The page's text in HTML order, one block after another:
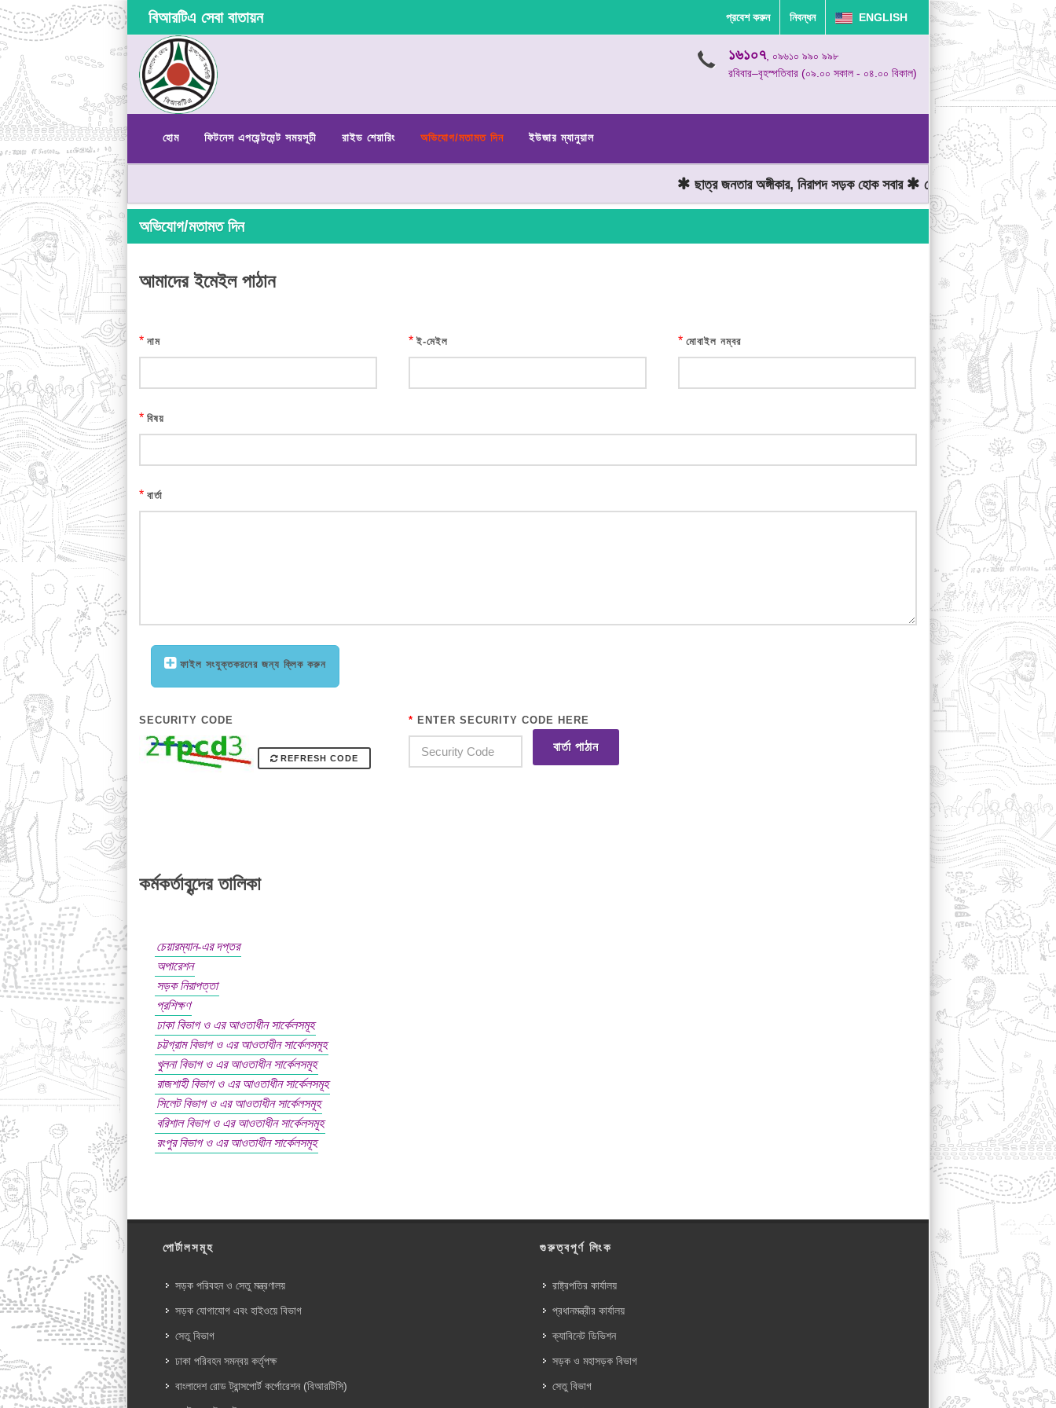
বিআরটিএ সেবা বাতায়ন প্রবেশ করুন নিবন্ধন ENGLISH
১৬১০৭, ০৯৬১০ ৯৯০ ৯৯৮
রবিবার–বৃহস্পতিবার (০৯.০০ সকাল - ০৪.০০ বিকাল)
হোম ফিটনেস এপয়েন্টমেন্ট সময়সূচী রাইড শেয়ারিং অভিযোগ/মতামত দিন ইউজার ম্যানুয়াল
ছাত্র জনতার অঙ্গীকার, নিরাপদ সড়ক হোক সবার মোটরযান চালানোর সময় গতিসীমা
অভিযোগ/মতামত দিন
আমাদের ইমেইল পাঠান
* নাম * ই-মেইল * মোবাইল নম্বর
* বিষয়
* বার্তা
ফাইল সংযুক্তকরনের জন্য ক্লিক করুন
SECURITY CODE
REFRESH CODE
* ENTER SECURITY CODE HERE
বার্তা পাঠান
কর্মকর্তাবৃন্দের তালিকা
চেয়ারম্যান-এর দপ্তর
অপারেশন
সড়ক নিরাপত্তা
প্রশিক্ষণ
ঢাকা বিভাগ ও এর আওতাধীন সার্কেলসমূহ
চট্টগ্রাম বিভাগ ও এর আওতাধীন সার্কেলসমূহ
খুলনা বিভাগ ও এর আওতাধীন সার্কেলসমূহ
রাজশাহী বিভাগ ও এর আওতাধীন সার্কেলসমূহ
সিলেট বিভাগ ও এর আওতাধীন সার্কেলসমূহ
বরিশাল বিভাগ ও এর আওতাধীন সার্কেলসমূহ
রংপুর বিভাগ ও এর আওতাধীন সার্কেলসমূহ
পোর্টালসমূহ
সড়ক পরিবহন ও সেতু মন্ত্রণালয়
সড়ক যোগাযোগ এবং হাইওয়ে বিভাগ
সেতু বিভাগ
ঢাকা পরিবহন সমন্বয় কর্তৃপক্ষ
বাংলাদেশ রোড ট্রান্সপোর্ট কর্পোরেশন (বিআরটিসি)
গুরুত্বপূর্ণ লিংক
রাষ্ট্রপতির কার্যালয়
প্রধানমন্ত্রীর কার্যালয়
ক্যাবিনেট ডিভিশন
সড়ক ও মহাসড়ক বিভাগ
সেতু বিভাগ